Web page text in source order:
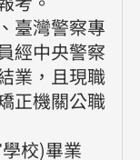
臺灣警察專
經中央警察
業，且現職
正機關公職
校)畢業